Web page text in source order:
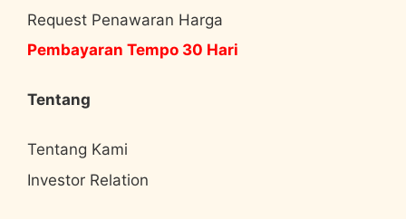
Request Penawaran Harga
Pembayaran Tempo 30 Hari
Tentang
Tentang Kami
Investor Relation